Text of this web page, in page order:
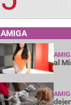
AMIGA
al